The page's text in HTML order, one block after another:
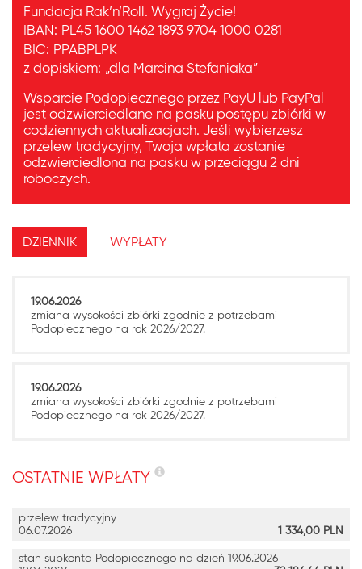
Fundacja Rak’n’Roll. Wygraj Życie!
IBAN: PL45 1600 1462 1893 9704 1000 0281
BIC: PPABPLPK
z dopiskiem: „dla Marcina Stefaniaka”
Wsparcie Podopiecznego przez PayU lub PayPal
jest odzwierciedlane na pasku postępu zbiórki w
codziennych aktualizacjach. Jeśli wybierzesz
przelew tradycyjny, Twoja wpłata zostanie
odzwierciedlona na pasku w przeciągu 2 dni
roboczych.
DZIENNIK WYPŁATY
19.06.2026
zmiana wysokości zbiórki zgodnie z potrzebami
Podopiecznego na rok 2026/2027.
19.06.2026
zmiana wysokości zbiórki zgodnie z potrzebami
Podopiecznego na rok 2026/2027.
OSTATNIE WPŁATY
przelew tradycyjny
06.07.2026
1 334,00PLN
stan subkonta Podopiecznego na dzień 19.06.2026